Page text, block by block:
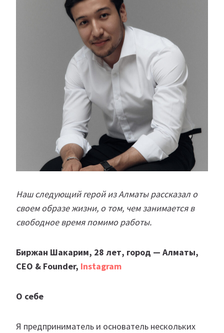
Наш следующий герой из Алматы рассказал о
своем образе жизни, о том, чем занимается в
свободное время помимо работы.
Биржан Шакарим, 28 лет, город — Алматы,
CEO & Founder, Instagram
О себе
Я предприниматель и основатель нескольких